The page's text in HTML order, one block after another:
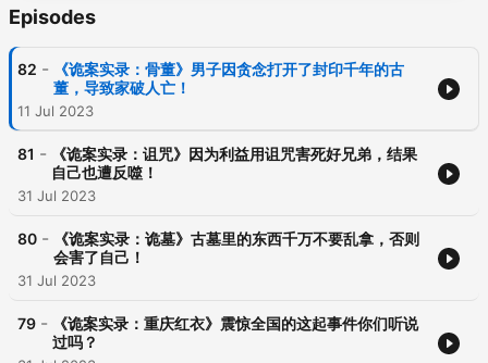
Episodes
82 -
《诡案实录：骨董》男子因贪念打开了封印千年的古
董，导致家破人亡！
11 Jul 2023
81 -
《诡案实录：诅咒》因为利益用诅咒害死好兄弟，结果
自己也遭反噬！
31 Jul 2023
80 -
《诡案实录：诡墓》古墓里的东西千万不要乱拿，否则
会害了自己！
31 Jul 2023
79 -
《诡案实录：重庆红衣》震惊全国的这起事件你们听说
过吗？